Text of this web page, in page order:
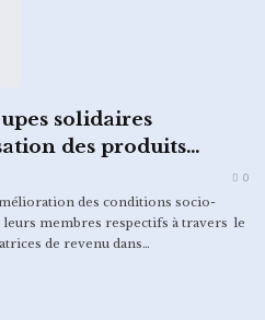
solidaires
des produits…
0
des conditions socio-
leurs membres respectifs à travers le
de revenu dans…